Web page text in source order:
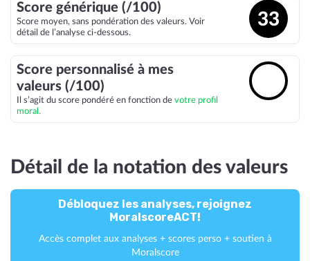
Score générique (/100)
Score moyen, sans pondération des valeurs. Voir
détail de l’analyse ci-dessous.
33
Score personnalisé à mes
valeurs (/100)
Il s’agit du score pondéré en fonction de votre profil
moral.
Détail de la notation des valeurs
Débloquez les analyses, rejoignez
MoralscoreACT!
Accès complet aux analyses + scores perso + soutien à
Moralscore